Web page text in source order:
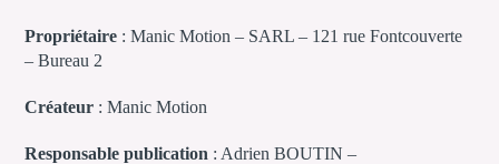
Propriétaire : Manic Motion – SARL – 121 rue Fontcouverte
– Bureau 2
Créateur : Manic Motion
Responsable publication : Adrien BOUTIN –